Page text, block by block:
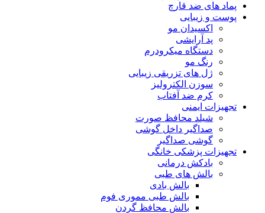
پماد های ضد قارچ
پوست و زیبایی
اکسیدان مو
پد آرایشی
دستگاه میکرودرم
رنگ مو
ژل های تزریقی زیبایی
سوزن الکترولیز
کرم ضد آفتاب
تجهیزات ایمنی
شیلد محافظ صورت
صداگیر داخل گوشی
گوشی صداگیر
تجهیزات پزشکی خانگی
بادکش درمانی
بالش های طبی
بالش بادی
بالش طبی مموری فوم
بالش محافظ گردن